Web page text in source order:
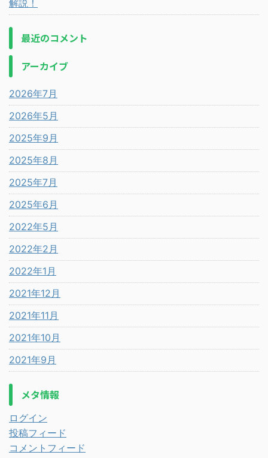
解説！
最近のコメント
アーカイブ
2026年7月
2026年5月
2025年9月
2025年8月
2025年7月
2025年6月
2022年5月
2022年2月
2022年1月
2021年12月
2021年11月
2021年10月
2021年9月
メタ情報
ログイン
投稿フィード
コメントフィード